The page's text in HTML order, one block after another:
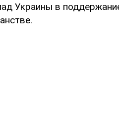
Украины в